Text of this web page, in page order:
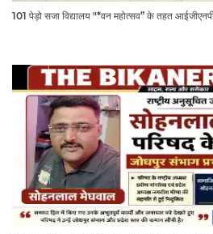
101 पेड़ो सजा विद्यालय "*वन महोत्सव” के तहत